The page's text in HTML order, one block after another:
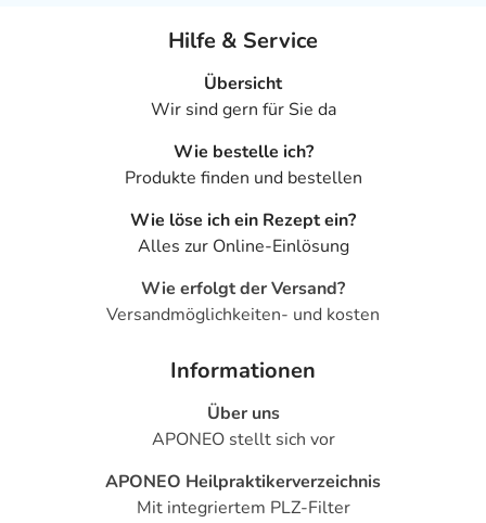
Hilfe & Service
Übersicht
Wir sind gern für Sie da
Wie bestelle ich?
Produkte finden und bestellen
Wie löse ich ein Rezept ein?
Alles zur Online-Einlösung
Wie erfolgt der Versand?
Versandmöglichkeiten- und kosten
Informationen
Über uns
APONEO stellt sich vor
APONEO Heilpraktikerverzeichnis
Mit integriertem PLZ-Filter